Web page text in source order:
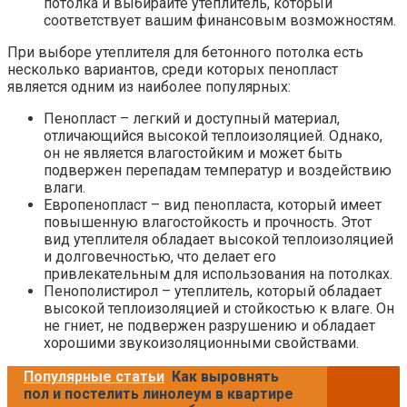
соответствует вашим финансовым возможностям.
При выборе утеплителя для бетонного потолка есть
несколько вариантов, среди которых пенопласт
является одним из наиболее популярных:
Пенопласт – легкий и доступный материал,
отличающийся высокой теплоизоляцией. Однако,
он не является влагостойким и может быть
подвержен перепадам температур и воздействию
влаги.
Европенопласт – вид пенопласта, который имеет
повышенную влагостойкость и прочность. Этот
вид утеплителя обладает высокой теплоизоляцией
и долговечностью, что делает его
привлекательным для использования на потолках.
Пенополистирол – утеплитель, который обладает
высокой теплоизоляцией и стойкостью к влаге. Он
не гниет, не подвержен разрушению и обладает
хорошими звукоизоляционными свойствами.
Популярные статьи Как выровнять
пол и постелить линолеум в квартире